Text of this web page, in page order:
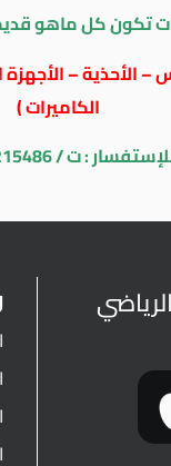
تكون كل ماهو
الأحذية –
الكاميرات )
: ت / 01005215486